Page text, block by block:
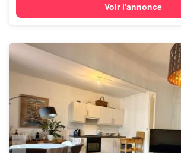
Voir l'annonce